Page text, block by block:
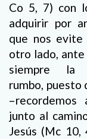
Co 5, 7) con
adquirir por
que nos
otro lado,
siempre la
rumbo, puesto
junto al
Jesús (Mc 10,